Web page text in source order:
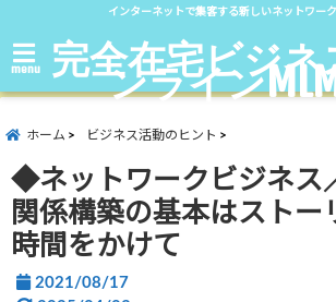
インターネットで集客する新しいネットワー
menu 完全在宅ビジネ
ンライン
ホーム ビジネス活動のヒント
◆ネットワークビジネス
関係構築の基本はストー
時間をかけて
2021/08/17